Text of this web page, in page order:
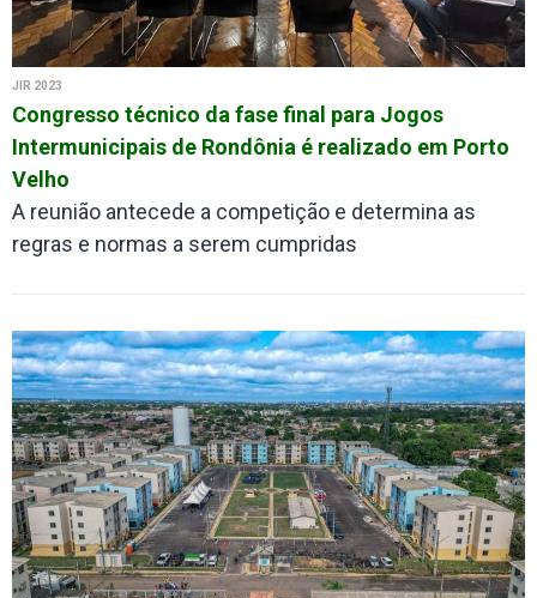
JIR 2023
Congresso técnico da fase final para Jogos
Intermunicipais de Rondônia é realizado em Porto
Velho
A reunião antecede a competição e determina as
regras e normas a serem cumpridas